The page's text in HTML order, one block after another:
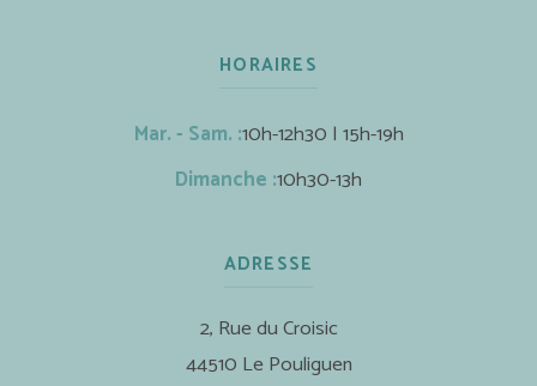
HORAIRES
Mar. - Sam. :10h-12h30 | 15h-19h
Dimanche :10h30-13h
ADRESSE
2, Rue du Croisic
44510 Le Pouliguen